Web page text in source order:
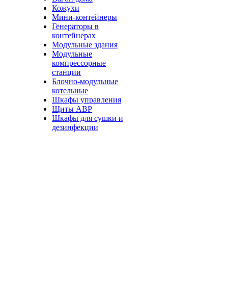
Кожухи
Мини-контейнеры
Генераторы в
контейнерах
Модульные здания
Модульные
компрессорные
станции
Блочно-модульные
котельные
Шкафы управления
Щиты АВР
Шкафы для сушки и
дезинфекции